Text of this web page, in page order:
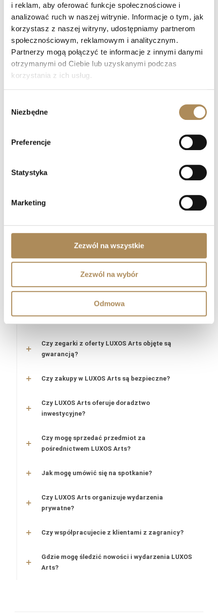
i reklam, aby oferować funkcje społecznościowe i
analizować ruch w naszej witrynie. Informacje o tym, jak
korzystasz z naszej witryny, udostępniamy partnerom
społecznościowym, reklamowym i analitycznym.
Partnerzy mogą połączyć te informacje z innymi danymi
otrzymanymi od Ciebie lub uzyskanymi podczas
korzystania z ich usług.
zgody
Niezbędne
Preferencje
Statystyka
Marketing
Zezwól na wszystkie
Zezwól na wybór
Odmowa
Cartier Trinity diamond ring
Cartier Trinity full diamond
Cartier Trinity najbogatsza wersja
Cartier Trinity diamenty 2 ct
poprosić o wyszukanie konkretnego przedmiotu?
Czy obiekty oferowane przez LUXOS Arts są
autentyczne i wartościowe?
Czy każdy przedmiot posiada certyfikat
autentyczności?
Co oznacza „LUXOS Arts Certified Selection”?
Jakie certyfikaty posiada zespół LUXOS Arts?
Czy zegarki z oferty LUXOS Arts objęte są
gwarancją?
Czy zakupy w LUXOS Arts są bezpieczne?
Czy LUXOS Arts oferuje doradztwo
inwestycyjne?
Czy mogę sprzedać przedmiot za
pośrednictwem LUXOS Arts?
Jak mogę umówić się na spotkanie?
Czy LUXOS Arts organizuje wydarzenia
prywatne?
Czy współpracujecie z klientami z zagranicy?
Gdzie mogę śledzić nowości i wydarzenia LUXOS
Arts?